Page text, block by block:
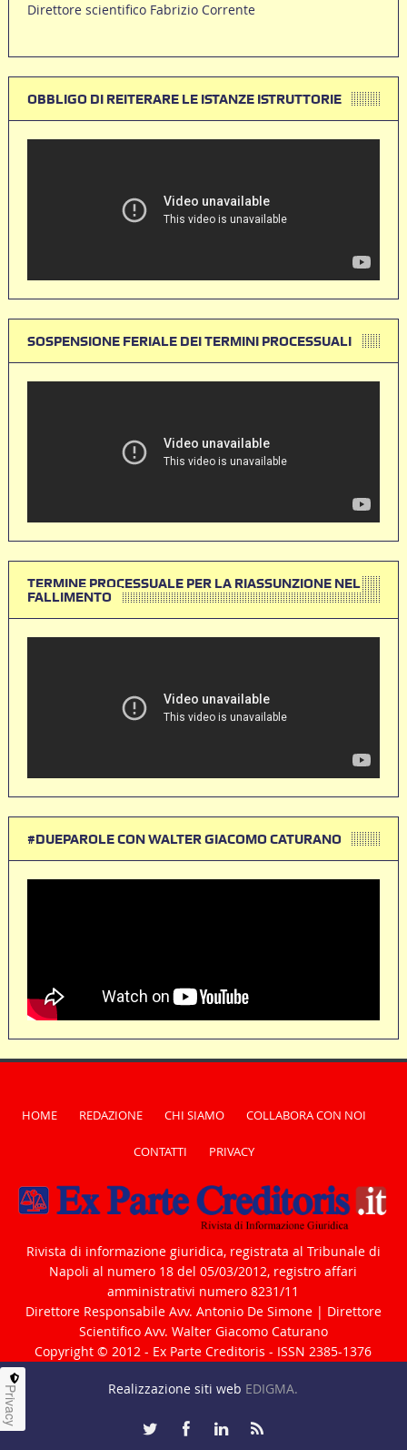
Direttore scientifico Fabrizio Corrente
OBBLIGO DI REITERARE LE ISTANZE ISTRUTTORIE
SOSPENSIONE FERIALE DEI TERMINI PROCESSUALI
TERMINE PROCESSUALE PER LA RIASSUNZIONE NEL
FALLIMENTO
#DUEPAROLE CON WALTER GIACOMO CATURANO
HOME REDAZIONE CHI SIAMO COLLABORA CON NOI
CONTATTI PRIVACY
Rivista di informazione giuridica, registrata al Tribunale di
Napoli al numero 18 del 05/03/2012, registro affari
amministrativi numero 8231/11
Direttore Responsabile Avv. Antonio De Simone | Direttore
Scientifico Avv. Walter Giacomo Caturano
Copyright © 2012 - Ex Parte Creditoris - ISSN 2385-1376
Realizzazione siti web EDIGMA.
Privacy